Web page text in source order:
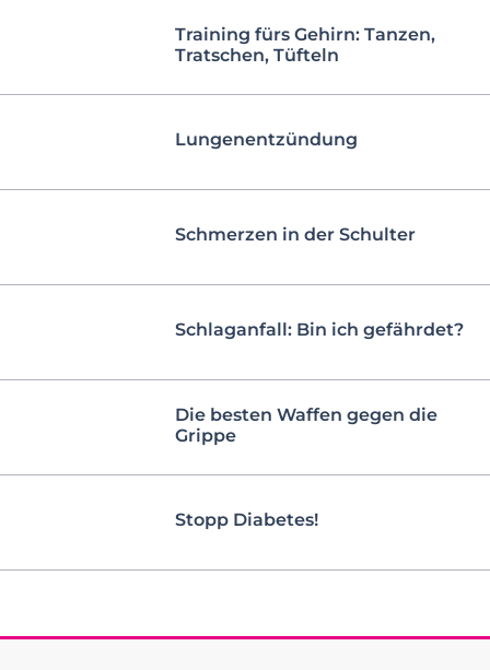
Training fürs Gehirn: Tanzen,
Tratschen, Tüfteln
Lungenentzündung
Schmerzen in der Schulter
Schlaganfall: Bin ich gefährdet?
Die besten Waffen gegen die
Grippe
Stopp Diabetes!